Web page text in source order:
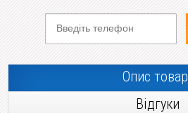
Опис
Відгуки